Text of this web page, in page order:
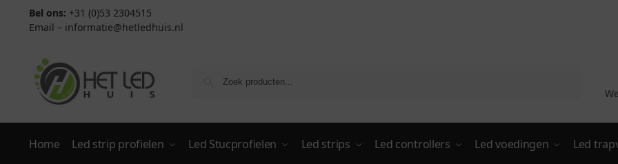
Bel ons: +31 (0)53 2304515
Email – informatie@hetledhuis.nl
Home Led strip profielen Led Stucprofielen Led strips Led controllers Led voedingen Led